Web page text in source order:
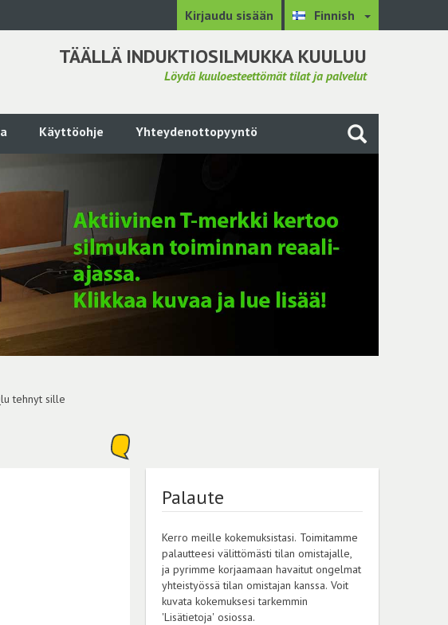
Kirjaudu sisään Finnish
TÄÄLLÄ INDUKTIOSILMUKKA KUULUU
Löydä kuuloesteettömät tilat ja palvelut
Käyttöohje Yhteydenottopyyntö
tehnyt sille
Palaute
Kerro meille kokemuksistasi. Toimitamme
palautteesi välittömästi tilan omistajalle,
ja pyrimme korjaamaan havaitut ongelmat
yhteistyössä tilan omistajan kanssa. Voit
kuvata kokemuksesi tarkemmin
'Lisätietoja' osiossa.